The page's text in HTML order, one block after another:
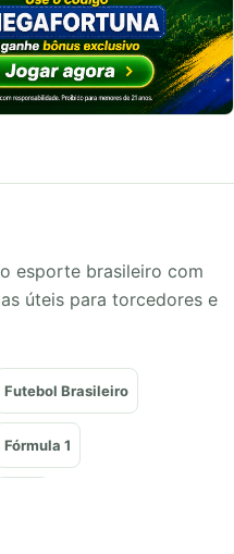
esporte brasileiro com
úteis para torcedores e
Futebol Brasileiro
Fórmula 1